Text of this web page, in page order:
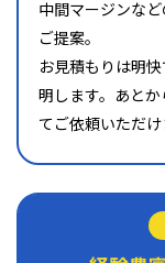
中間マージンな
ご提案。
お見積もりは明
明します。あと
てご依頼いただけ